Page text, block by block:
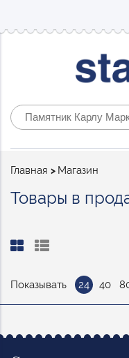
Строка
Главная Магазин
Товары в
Показывать 24 40